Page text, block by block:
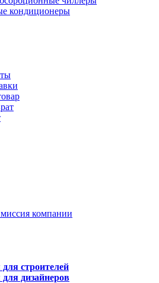
кондиционеры
компании
строителей
дизайнеров